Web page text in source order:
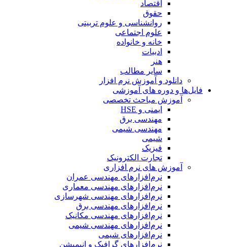
اقتصاد
حقوق
روانشناسی و علوم تربیتی
علوم اجتماعی
خانه و خانواده
ادبیات
هنر
سایر مطالب
دانلود و آموزش نرم افزار
فایل‌ها و دوره های آموزشی
آموزش مباحث تخصصی
ایمنی و HSE
مهندسی برق
مهندسی شیمی
شیمی
فیزیک
تجارت الکترونیک
آموزش های نرم افزاری
نرم‌افزارهای مهندسی عمران
نرم‌افزارهای مهندسی معماری
نرم‌افزارهای مهندسی شهرسازی
نرم‌افزارهای مهندسی برق
نرم‌افزارهای مهندسی مکانیک
نرم‌افزارهای مهندسی شیمی
نرم‌افزارهای شیمی
نرم‌افزارهای گرافیک و انیمیشن